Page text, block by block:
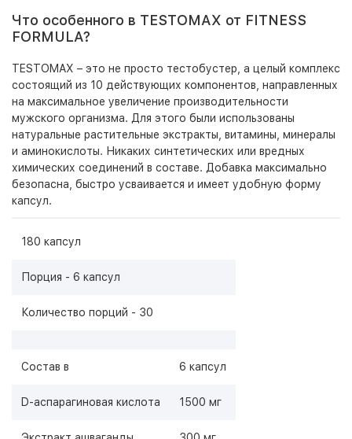
Что особенного в TESTOMAX от FITNESS
FORMULA?
TESTOMAX – это не просто тестобустер, а целый комплекс
состоящий из 10 действующих компонентов, направленных
на максимальное увеличение производительности
мужского организма. Для этого были использованы
натуральные растительные экстракты, витамины, минералы
и аминокислоты. Никаких синтетических или вредных
химических соединений в составе. Добавка максимально
безопасна, быстро усваивается и имеет удобную форму
капсул.
180 капсул
Порция - 6 капсул
Количество порций - 30
Состав в 6 капсул
D-аспарагиновая кислота 1500 мг